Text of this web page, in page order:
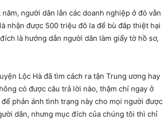
người dân lẫn các doanh nghiệp ở đó vẫn
nhận được 500 triệu đô la để bù đắp thiệt hại
là hướng dẫn người dân làm giấy tờ hồ sơ,
Lộc Hà đã tìm cách ra tận Trung ương hay
có được câu trả lời nào, thậm chí ngay ở
phản ánh tình trạng này cho mọi người được
dân, nhưng mục đích của chúng tôi thì chỉ